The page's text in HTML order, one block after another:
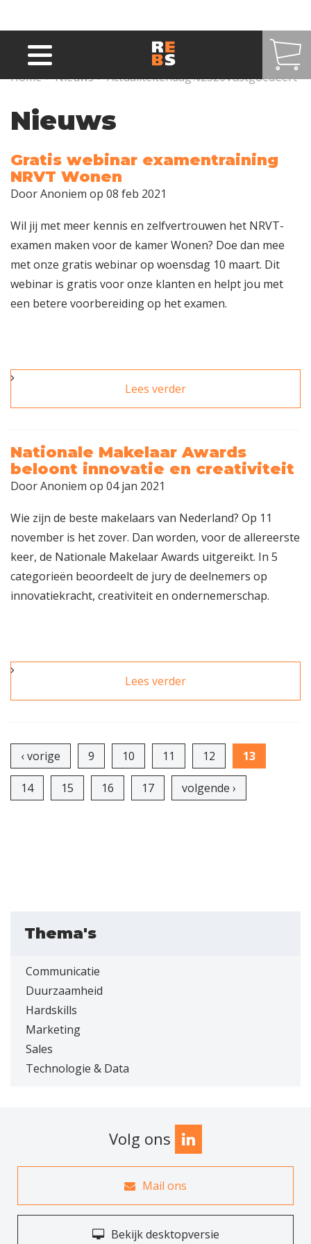
Home > Nieuws > Actualiteitendag%2520VastgoedCert
Nieuws
Gratis webinar examentraining
NRVT Wonen
DoorAnoniem op 08 feb 2021
Wil jij met meer kennis en zelfvertrouwen het NRVT-
examen maken voor de kamer Wonen? Doe dan mee
met onze gratis webinar op woensdag 10 maart. Dit
webinar is gratis voor onze klanten en helpt jou met
een betere voorbereiding op het examen.
Lees verder
examentraining
Nationale Makelaar Awards
beloont innovatie en creativiteit
DoorAnoniem op 04 jan 2021
Wie zijn de beste makelaars van Nederland? Op 11
november is het zover. Dan worden, voor de allereerste
keer, de Nationale Makelaar Awards uitgereikt. In 5
categorieën beoordeelt de jury de deelnemers op
innovatiekracht, creativiteit en ondernemerschap.
Lees verder
Makelaar Awards
‹ vorige 9 10 11 12 13
14 15 16 17 volgende ›
Thema's
Communicatie
Duurzaamheid
Hardskills
Marketing
Sales
Technologie & Data
Volg ons
Mail ons
Bekijk desktopversie